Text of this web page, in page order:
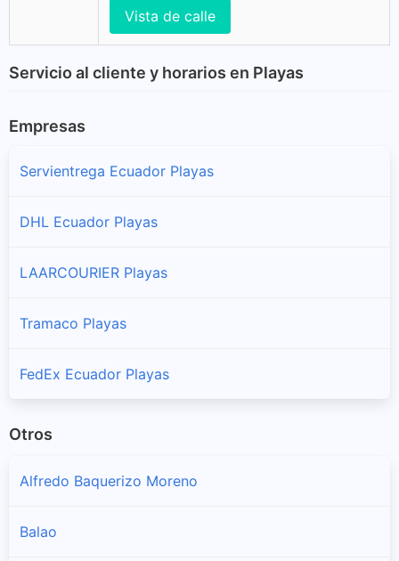
Vista de calle
Servicio al cliente y horarios en Playas
Empresas
Servientrega Ecuador Playas
DHL Ecuador Playas
LAARCOURIER Playas
Tramaco Playas
FedEx Ecuador Playas
Otros
Alfredo Baquerizo Moreno
Balao